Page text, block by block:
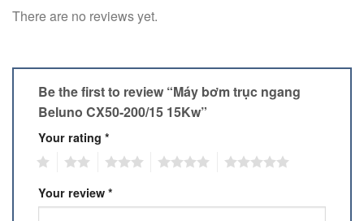
There are no reviews yet.
Be the first to review “Máy bơm trục ngang
Beluno CX50-200/15 15Kw”
Your rating *
Your review *